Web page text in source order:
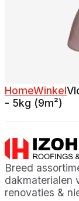
HomeWinkel
- 5kg (9m²)
Breed
dakmaterialen
renovaties &